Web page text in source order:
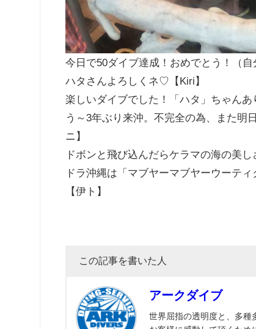
今日で50ダイブ達成！おめでとう！（
ハタさんよろしくネ♡【Kiri】
楽しいダイブでした！「ハタ」ちゃんあ
う～3年ぶり来沖。不完全の為、また明
ニ】
ドボンと飛び込んだらケラマの海の美
ドラ沖縄は「マブヤーマブヤーウーテ
【伊ト】
この記事を書いた人
アークダイブ
世界屈指の透明度と、多種